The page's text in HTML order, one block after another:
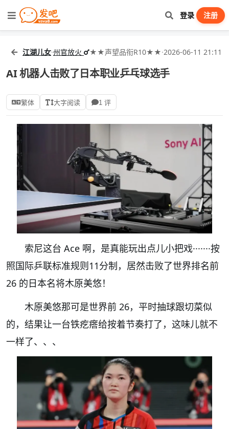
登录 注册
江湖儿女·州官放火 ★★声望品衔R10★★·2026-06-11 21:11
AI 机器人击败了日本职业乒乓球选手
繁体 大字阅读 1 评
索尼这台 Ace 啊，是真能玩出点儿小把戏·······按
照国际乒联标准规则11分制，居然击败了世界排名前
26 的日本名将木原美悠！
木原美悠那可是世界前 26，平时抽球跟切菜似
的，结果让一台铁疙瘩给按着节奏打了，这味儿就不
一样了、、、